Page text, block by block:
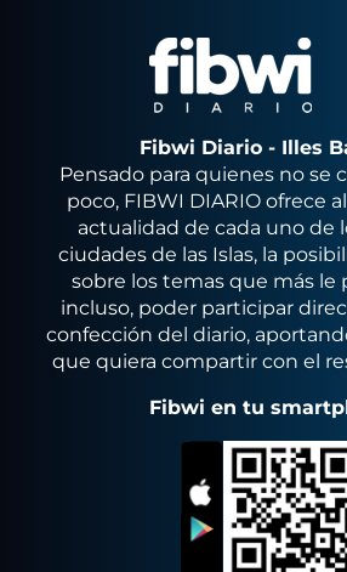
Fibwi Diario - Illes
Pensado para quienes no se
poco, FIBWI DIARIO ofrece
actualidad de cada uno de
ciudades de las Islas, la
sobre los temas que más le
incluso, poder participar
confección del diario,
que quiera compartir con el
Fibwi en tu